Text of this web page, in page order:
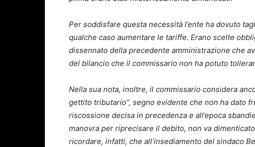
Per soddisfare questa necessità l’ente ha dovuto
qualche caso aumentare le tariffe. Erano scelte
dissennato della precedente amministrazione che
del bilancio che il commissario non ha potuto
Nella sua nota, inoltre, il commissario considera
gettito tributario”, segno evidente che non ha dato
riscossione decisa in precedenza e all’epoca
manovra per riprecisare il debito, non va
ricordare, infatti, che all’insediamento del sindaco